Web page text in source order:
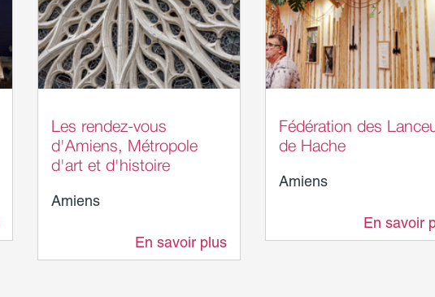
Métropole
Les rendez-vous
d'Amiens, Métropole
d'art et d'histoire
Amiens
En savoir plus
Fédération des
de Hache
Amiens
En savoir